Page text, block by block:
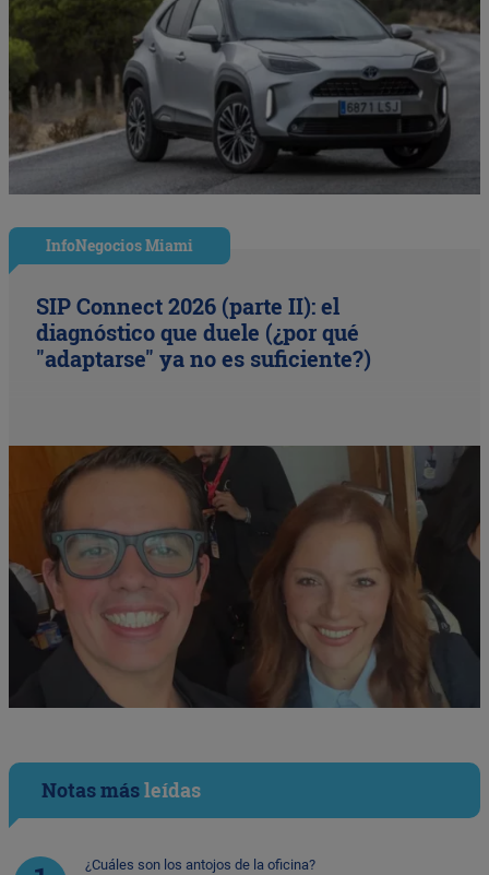
InfoNegocios Miami
SIP Connect 2026 (parte II): el
diagnóstico que duele (¿por qué
"adaptarse" ya no es suficiente?)
Notas másleídas
¿Cuáles son los antojos de la oficina?